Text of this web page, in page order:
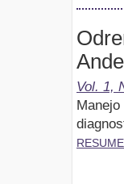
Vol. 1,